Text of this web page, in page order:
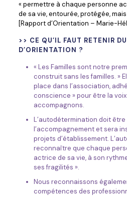
« permettre à chaque personne
de sa vie, entourée, protégée,
[Rapport d’Orientation – Marie-
>> CE QU’IL FAUT RETENIR
D’ORIENTATION ?
« Les Familles sont notre
construit sans les familles. »
place dans l’association,
conscience » pour être la
accompagnons.
L’autodétermination doit
l’accompagnement et sera
projets d’établissement.
reconnaître que chaque
actrice de sa vie, à son
ses fragilités ».
Nous reconnaissons
compétences des